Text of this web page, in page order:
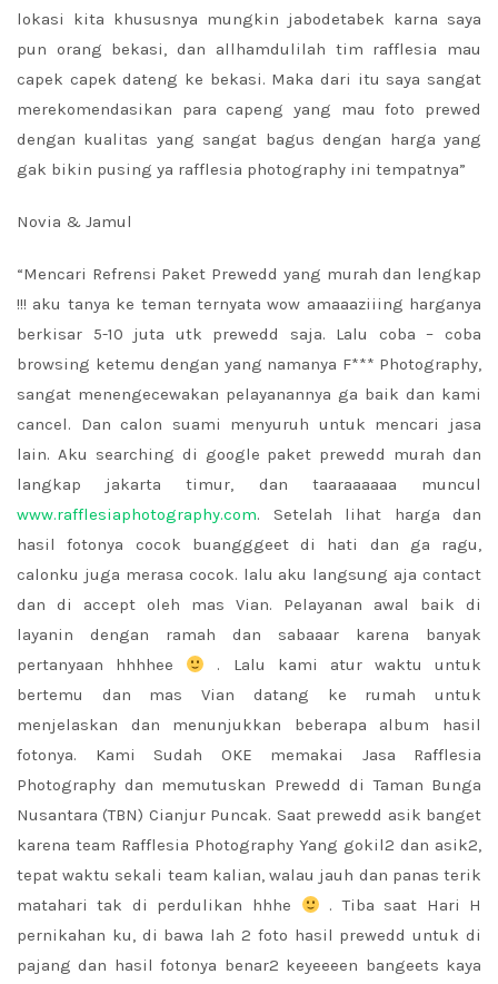
lokasi kita khususnya mungkin jabodetabek karna saya
pun orang bekasi, dan allhamdulilah tim rafflesia mau
capek capek dateng ke bekasi. Maka dari itu saya sangat
merekomendasikan para capeng yang mau foto prewed
dengan kualitas yang sangat bagus dengan harga yang
gak bikin pusing ya rafflesia photography ini tempatnya”
Novia & Jamul
“Mencari Refrensi Paket Prewedd yang murah dan lengkap
!!! aku tanya ke teman ternyata wow amaaaziiing harganya
berkisar 5-10 juta utk prewedd saja. Lalu coba – coba
browsing ketemu dengan yang namanya F*** Photography,
sangat menengecewakan pelayanannya ga baik dan kami
cancel. Dan calon suami menyuruh untuk mencari jasa
lain. Aku searching di google paket prewedd murah dan
langkap jakarta timur, dan taaraaaaaa muncul
www.rafflesiaphotography.com. Setelah lihat harga dan
hasil fotonya cocok buangggeet di hati dan ga ragu,
calonku juga merasa cocok. lalu aku langsung aja contact
dan di accept oleh mas Vian. Pelayanan awal baik di
layanin dengan ramah dan sabaaar karena banyak
pertanyaan hhhhee
. Lalu kami atur waktu untuk
bertemu dan mas Vian datang ke rumah untuk
menjelaskan dan menunjukkan beberapa album hasil
fotonya. Kami Sudah OKE memakai Jasa Rafflesia
Photography dan memutuskan Prewedd di Taman Bunga
Nusantara (TBN) Cianjur Puncak. Saat prewedd asik banget
karena team Rafflesia Photography Yang gokil2 dan asik2,
tepat waktu sekali team kalian, walau jauh dan panas terik
matahari tak di perdulikan hhhe
. Tiba saat Hari H
pernikahan ku, di bawa lah 2 foto hasil prewedd untuk di
pajang dan hasil fotonya benar2 keyeeeen bangeets kaya